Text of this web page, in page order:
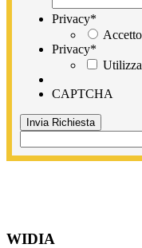
Privacy*
Privacy*
CAPTCHA
WIDIA